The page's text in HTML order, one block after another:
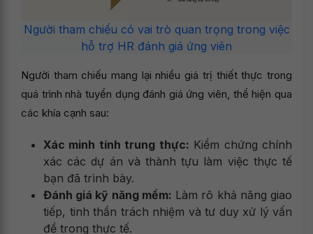
Người tham chiếu có vai trò quan trọng trong việc
hỗ trợ HR đánh giá ứng viên
Người tham chiếu mang lại nhiều giá trị thiết thực trong
quá trình nhà tuyển dụng đánh giá ứng viên, thể hiện qua
các khía cạnh sau:
Xác minh tính trung thực: Kiểm chứng chính
xác các dự án và thành tựu làm việc thực tế
bạn đã trình bày.
Đánh giá kỹ năng mềm: Làm rõ khả năng giao
tiếp, tinh thần trách nhiệm và tư duy xử lý vấn
đề trong thực tế.